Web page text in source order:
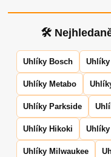
🛠
Uhlíky Bosch
Uhlíky Metabo
Uhlíky Parkside
Uhlíky Hikoki
Uhlíky Milwaukee